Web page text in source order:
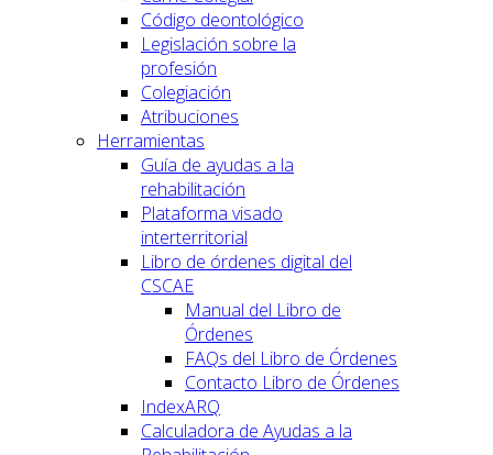
Código deontológico
Legislación sobre la
profesión
Colegiación
Atribuciones
Herramientas
Guía de ayudas a la
rehabilitación
Plataforma visado
interterritorial
Libro de órdenes digital del
CSCAE
Manual del Libro de
Órdenes
FAQs del Libro de Órdenes
Contacto Libro de Órdenes
IndexARQ
Calculadora de Ayudas a la